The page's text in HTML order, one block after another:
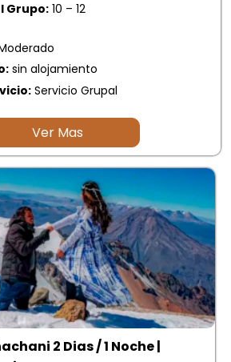
Grupo:10 – 12
sin alojamiento
Servicio Grupal
Ver Mas
2 Dias / 1 Noche |